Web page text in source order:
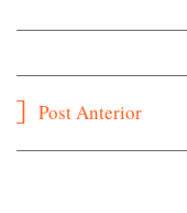
Navegación
Post Anterior